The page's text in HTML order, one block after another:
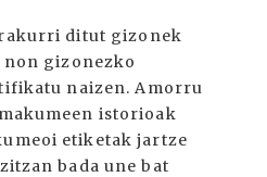
ditut gizonek
gizonezko
naizen. Amorru
istorioak
etiketak jartze
bada une bat